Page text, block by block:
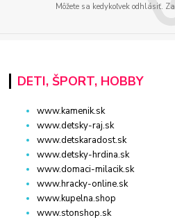
Môžete sa kedykoľvek odhlásiť.
DETI, ŠPORT, HOBBY
www.kamenik.sk
www.detsky-raj.sk
www.detskaradost.sk
www.detsky-hrdina.sk
www.domaci-milacik.sk
www.hracky-online.sk
www.kupelna.shop
www.stonshop.sk